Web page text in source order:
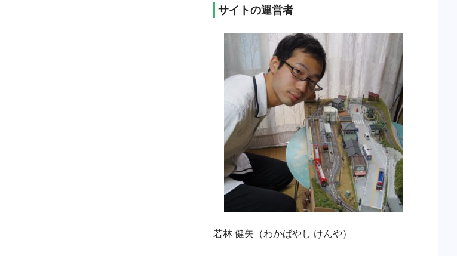
サイトの運営者
若林 健矢（わかばやし けんや）